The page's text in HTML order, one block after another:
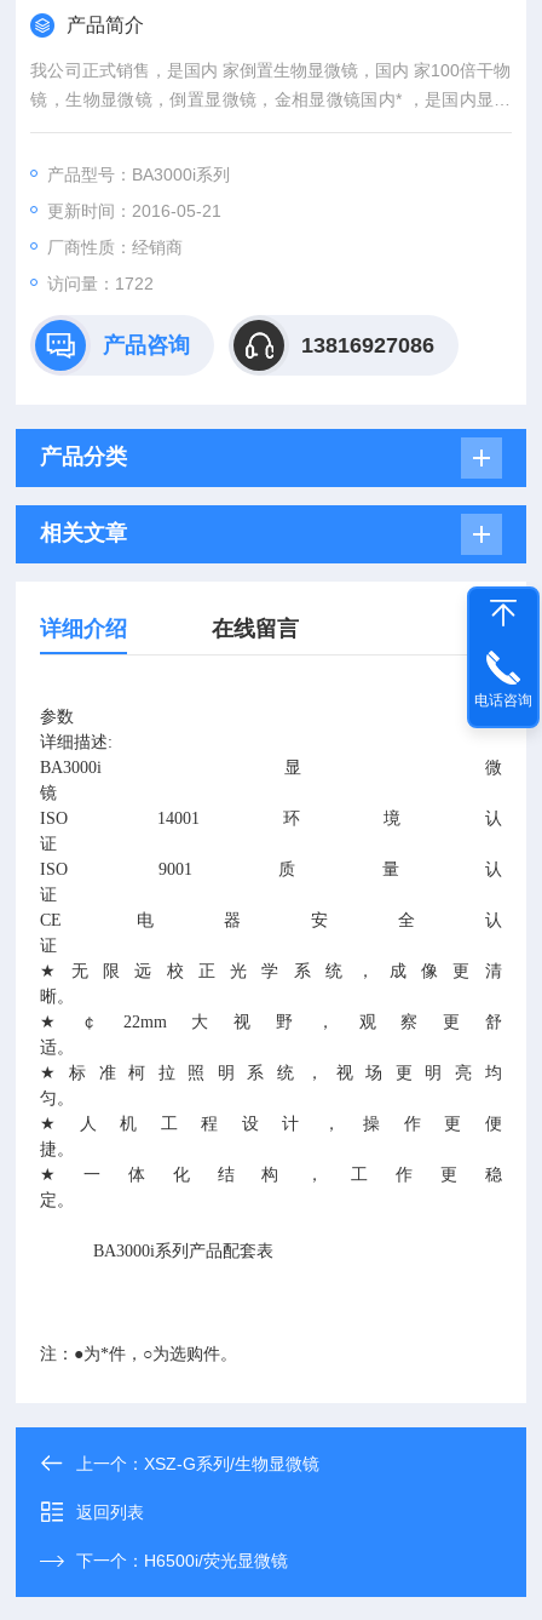
产品简介
我公司正式销售，是国内 家倒置生物显微镜，国内 家100倍干物
镜，生物显微镜，倒置显微镜，金相显微镜国内* ，是国内显微
镜 出口基地之一。
产品型号：BA3000i系列
更新时间：2016-05-21
厂商性质：经销商
访问量：1722
产品咨询 13816927086
产品分类
相关文章
详细介绍 在线留言
参数
详细描述:
BA3000i 显微
ISO 14001 环境认
证
ISO 9001 质量认
证
CE 电器安全认
★ 无限远校正光学系统，成像更清
晰。
★
￠ 22mm大视野，观察更舒
适。
★ 标准柯拉照明系统，视场更明亮均
匀。
★
人机工程设计，操作更便
捷。
★一体化结构，工作更稳
定。
BA3000i系列产品配套表
注：●为*件，○为选购件。
上一个：XSZ-G系列/生物显微镜
返回列表
下一个： H6500i/荧光显微镜
电话咨询